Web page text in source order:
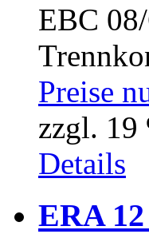
EBC
Preise
zzgl. 19
Details
ERA